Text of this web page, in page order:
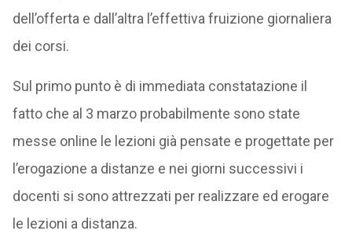
dell’offerta e dall’altra l’effettiva fruizione giornaliera
dei corsi.
Sul primo punto è di immediata constatazione il
fatto che al 3 marzo probabilmente sono state
messe online le lezioni già pensate e progettate per
l’erogazione a distanze e nei giorni successivi i
docenti si sono attrezzati per realizzare ed erogare
le lezioni a distanza.